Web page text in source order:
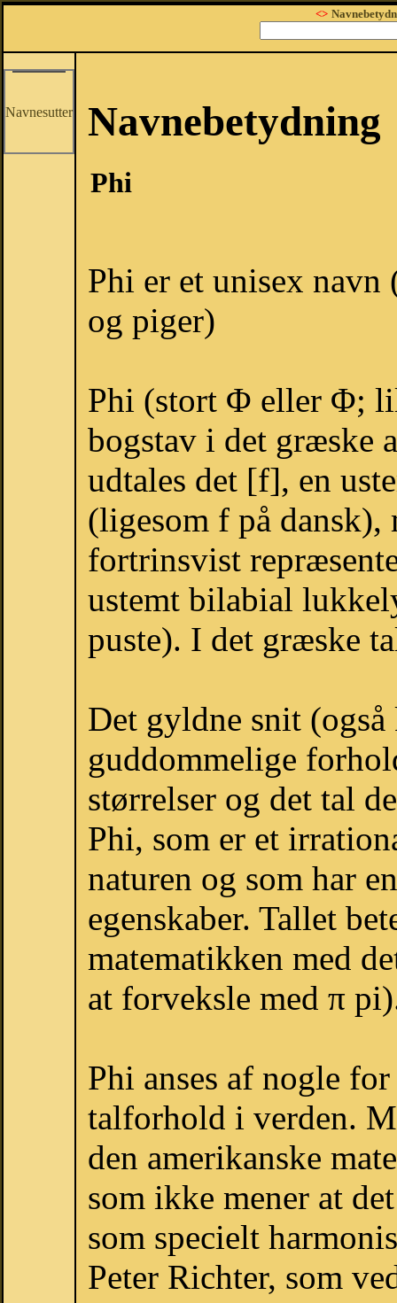
<>
Navnesutter Navnebetydning
Phi
Phi er et unisex navn
og piger)
Phi (stort Φ eller Φ;
bogstav i det græske
udtales det [f], en
(ligesom f på dansk),
fortrinsvist
ustemt bilabial
puste). I det græske
Det gyldne snit (også
guddommelige
størrelser og det tal
Phi, som er et
naturen og som har
egenskaber. Tallet
matematikken med
at forveksle med π
Phi anses af nogle
talforhold i verden.
den amerikanske
som ikke mener at
som specielt
Peter Richter, som